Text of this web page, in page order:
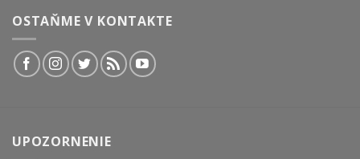
OSTAŇME V KONTAKTE
UPOZORNENIE